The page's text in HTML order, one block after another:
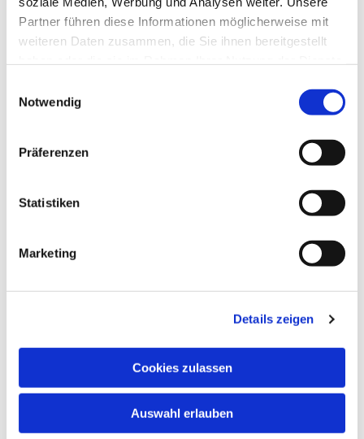
Partner führen diese Informationen möglicherweise mit
weiteren Daten zusammen, die Sie ihnen bereitgestellt
Notwendig
Präferenzen
Statistiken
Marketing
Details zeigen
Cookies zulassen
Auswahl erlauben
Dies könnte Sie auch
interessieren